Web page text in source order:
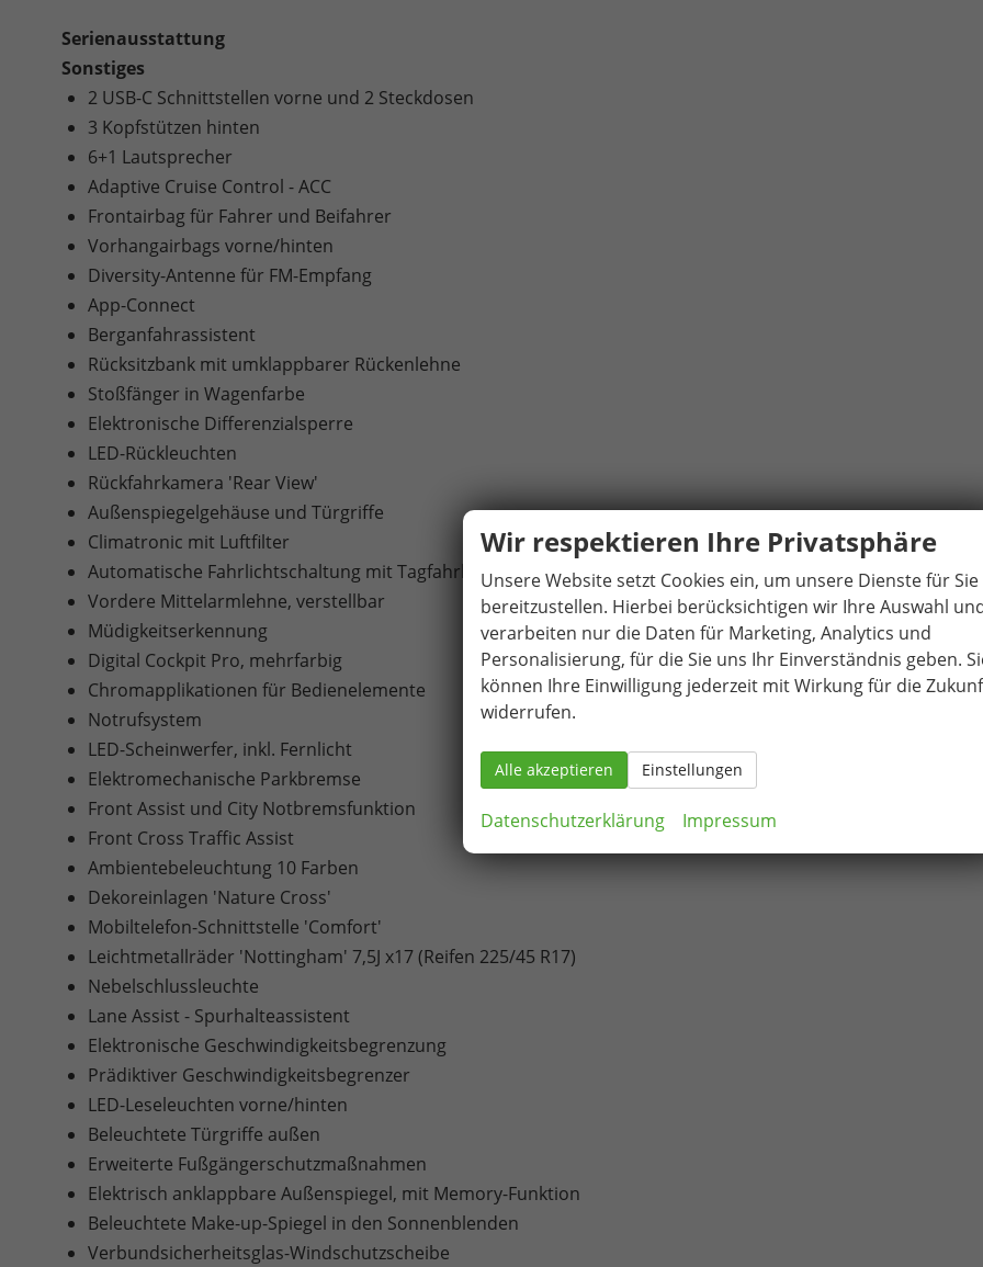
Serienausstattung
Sonstiges
2 USB-C Schnittstellen vorne und 2 Steckdosen
3 Kopfstützen hinten
6+1 Lautsprecher
Adaptive Cruise Control - ACC
Frontairbag für Fahrer und Beifahrer
Vorhangairbags vorne/hinten
Diversity-Antenne für FM-Empfang
App-Connect
Berganfahrassistent
Rücksitzbank mit umklappbarer Rückenlehne
Stoßfänger in Wagenfarbe
Elektronische Differenzialsperre
LED-Rückleuchten
Rückfahrkamera 'Rear View'
Außenspiegelgehäuse und Türgriffe
Climatronic mit Luftfilter
Automatische Fahrlichtschaltung mit Tagfahrlicht
Vordere Mittelarmlehne, verstellbar
Müdigkeitserkennung
Digital Cockpit Pro, mehrfarbig
Chromapplikationen für Bedienelemente
Notrufsystem
LED-Scheinwerfer, inkl. Fernlicht
Elektromechanische Parkbremse
Front Assist und City Notbremsfunktion
Front Cross Traffic Assist
Ambientebeleuchtung 10 Farben
Dekoreinlagen 'Nature Cross'
Mobiltelefon-Schnittstelle 'Comfort'
Leichtmetallräder 'Nottingham' 7,5J x17 (Reifen 225/45 R17)
Nebelschlussleuchte
Lane Assist - Spurhalteassistent
Elektronische Geschwindigkeitsbegrenzung
Prädiktiver Geschwindigkeitsbegrenzer
LED-Leseleuchten vorne/hinten
Beleuchtete Türgriffe außen
Erweiterte Fußgängerschutzmaßnahmen
Elektrisch anklappbare Außenspiegel, mit Memory-Funktion
Beleuchtete Make-up-Spiegel in den Sonnenblenden
Verbundsicherheitsglas-Windschutzscheibe
Wir respektieren Ihre Privatsphäre
Unsere Website setzt Cookies ein, um unsere Dienste für Sie
bereitzustellen. Hierbei berücksichtigen wir Ihre Auswahl
verarbeiten nur die Daten für Marketing, Analytics und
Personalisierung, für die Sie uns Ihr Einverständnis geben.
können Ihre Einwilligung jederzeit mit Wirkung für die
widerrufen.
Alle akzeptieren Einstellungen
Datenschutzerklärung Impressum